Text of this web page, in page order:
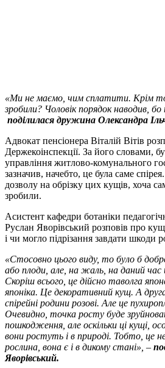
«Ми не маємо, чим сплатити. Крім
зробили? Чоловік порядок наводив,
поділилася дружина Олександра
Адвокат пенсіонера Віталій Вітів
Держекоінспекції. За його словами,
управління житлово-комунального
зазначив, начебто, це була саме
дозволу на обрізку цих кущів, хоча
зробили.
Асистент кафедри ботаніки
Руслан Яворівський розповів про
і чи могло підрізання завдати шкоди
«Стосовно цього виду, то було б
або плоди, але, на жаль, на даний
Скоріш всього, це дійсно таволга
японіка. Це декоративний кущ. А
спірейні родини розові. Але це
Очевидно, точка росту буде
пошкодження, але оскільки ці кущі,
вони ростуть і в природі. Тобто, це
рослина, вона є і в дикому стані», –
Яворівський.